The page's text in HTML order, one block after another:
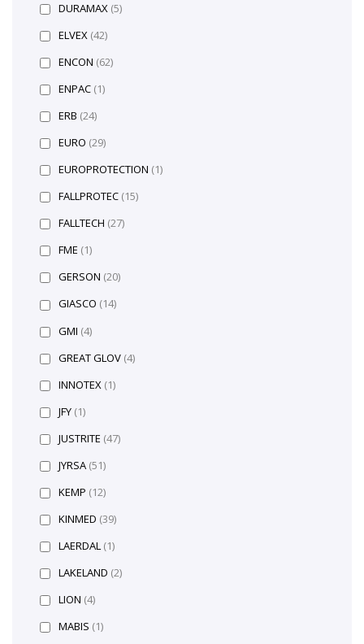
DURAMAX (5)
ELVEX (42)
ENCON (62)
ENPAC (1)
ERB (24)
EURO (29)
EUROPROTECTION (1)
FALLPROTEC (15)
FALLTECH (27)
FME (1)
GERSON (20)
GIASCO (14)
GMI (4)
GREAT GLOV (4)
INNOTEX (1)
JFY (1)
JUSTRITE (47)
JYRSA (51)
KEMP (12)
KINMED (39)
LAERDAL (1)
LAKELAND (2)
LION (4)
MABIS (1)